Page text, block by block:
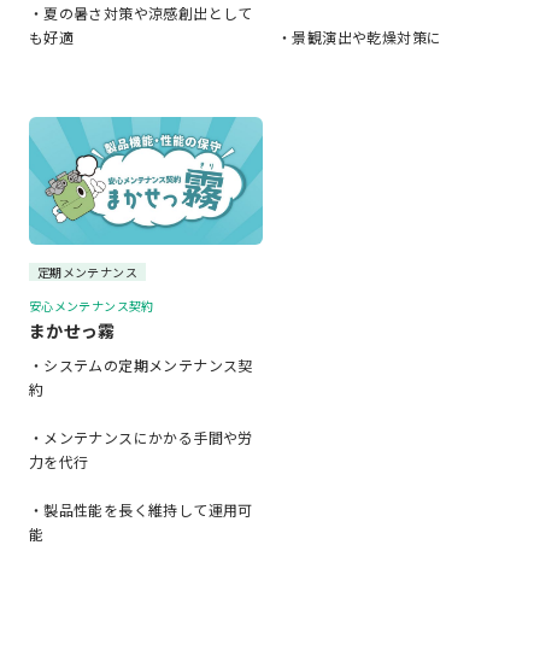
・夏の暑さ対策や涼感創出として
も好適
・景観演出や乾燥対策に
定期メンテナンス
安心メンテナンス契約
まかせっ霧
・システムの定期メンテナンス契
約
・メンテナンスにかかる手間や労
力を代行
・製品性能を長く維持して運用可
能